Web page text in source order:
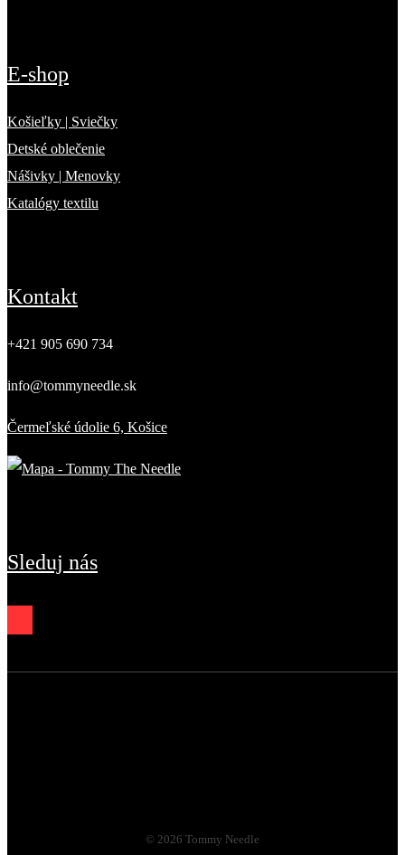
E-shop
Košieľky | Sviečky
Detské oblečenie
Nášivky | Menovky
Katalógy textilu
Kontakt
+421 905 690 734
info@tommyneedle.sk
Čermeľské údolie 6, Košice
Sleduj nás
© 2026 Tommy Needle